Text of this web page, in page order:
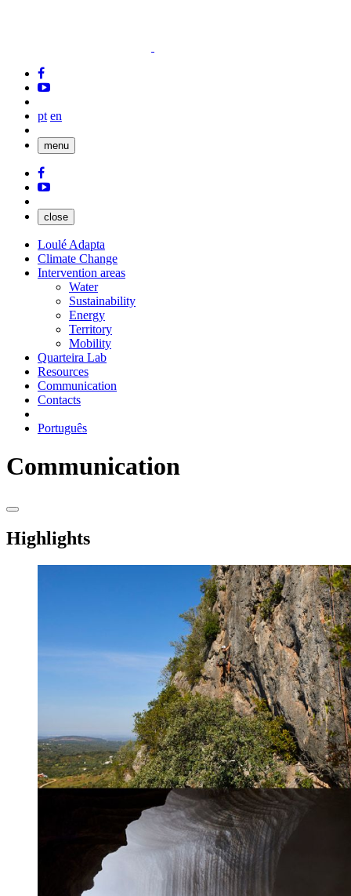
pt en
menu
close
Loulé Adapta
Climate Change
Intervention areas
Water
Sustainability
Energy
Territory
Mobility
Quarteira Lab
Resources
Communication
Contacts
Português
Communication
Highlights